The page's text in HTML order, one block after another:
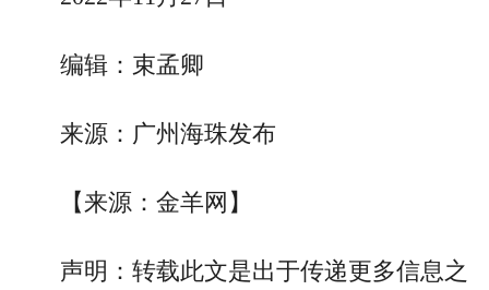
编辑：束孟卿
来源：广州海珠发布
【来源：金羊网】
声明：转载此文是出于传递更多信息之